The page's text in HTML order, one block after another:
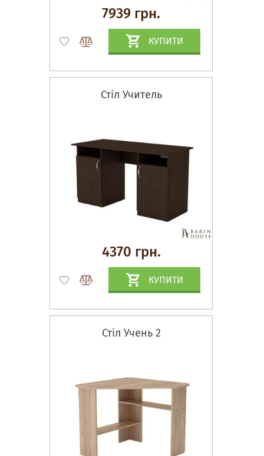
7939 грн.
КУПИТИ
Стіл Учитель
4370 грн.
КУПИТИ
Стіл Учень 2